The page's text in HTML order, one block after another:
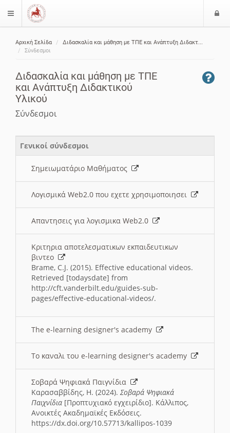
$langMenu
Αρχική Σελίδα
Διδασκαλία και μάθηση με ΤΠΕ και Ανάπτυξη Διδακτ...
Σύνδεσμοι
Διδασκαλία και μάθηση με ΤΠΕ
και Ανάπτυξη Διδακτικού
Υλικού
Σύνδεσμοι
Γενικοί σύνδεσμοι
Σημειωματάριο Μαθήματος
Λογισμικά Web2.0 που εχετε χρησιμοποιησει
Απαντησεις για λογισμικα Web2.0
Κριτηρια αποτελεσματικων εκπαιδευτικων
βιντεο
Brame, C.J. (2015). Effective educational videos.
Retrieved [todaysdate] from
http://cft.vanderbilt.edu/guides-sub-
pages/effective-educational-videos/.
The e-learning designer's academy
Το καναλι του e-learning designer's academy
Σοβαρά Ψηφιακά Παιγνίδια
Καρασαββίδης, Η. (2024). Σοβαρά Ψηφιακά
Παιχνίδια [Προπτυχιακό εγχειρίδιο]. Κάλλιπος,
Ανοικτές Ακαδημαϊκές Εκδόσεις.
https://dx.doi.org/10.57713/kallipos-1039